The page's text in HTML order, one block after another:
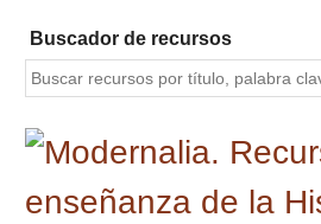
contenido
principal
Buscador de recursos